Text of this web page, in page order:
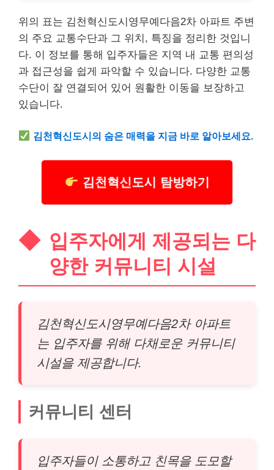
위의 표는 김천혁신도시영무예다음2차 아파트 주변
의 주요 교통수단과 그 위치, 특징을 정리한 것입니
다. 이 정보를 통해 입주자들은 지역 내 교통 편의성
과 접근성을 쉽게 파악할 수 있습니다. 다양한 교통
수단이 잘 연결되어 있어 원활한 이동을 보장하고
있습니다.
김천혁신도시의 숨은 매력을 지금 바로 알아보세요.
김천혁신도시 탐방하기
입주자에게 제공되는 다
양한 커뮤니티 시설
김천혁신도시영무예다음2차 아파트
는 입주자를 위해 다채로운 커뮤니티
시설을 제공합니다.
커뮤니티 센터
입주자들이 소통하고 친목을 도모할